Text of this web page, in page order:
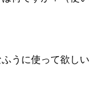
うに使って欲しい